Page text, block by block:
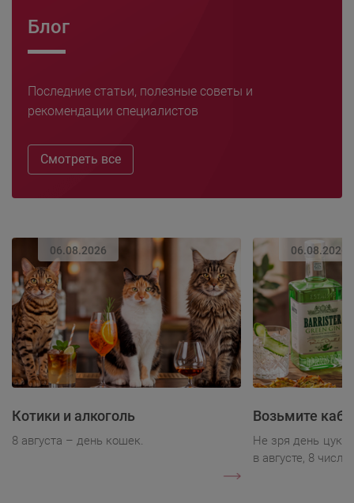
Блог
Последние статьи, полезные советы и
рекомендации специалистов
Смотреть все
06.08.2026
Котики и алкоголь
8 августа – день кошек.
06.08.2026
Возьмите
Не зря день
в августе, 8 числа.